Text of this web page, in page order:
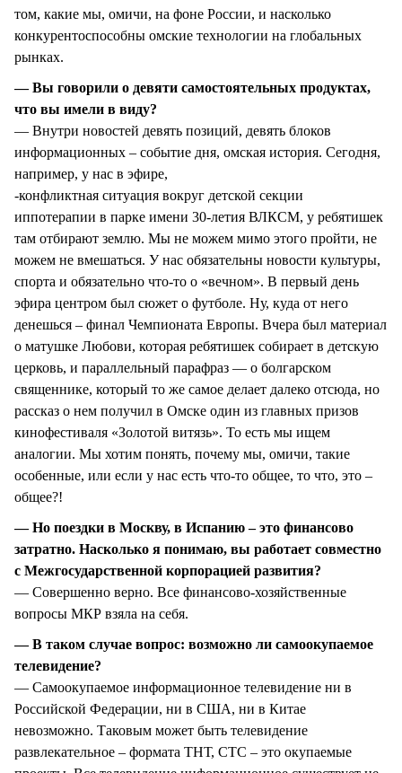
том, какие мы, омичи, на фоне России, и насколько
конкурентоспособны омские технологии на глобальных
рынках.
— Вы говорили о девяти самостоятельных продуктах,
что вы имели в виду?
— Внутри новостей девять позиций, девять блоков
информационных – событие дня, омская история. Сегодня,
например, у нас в эфире,
-конфликтная ситуация вокруг детской секции
иппотерапии в парке имени 30-летия ВЛКСМ, у ребятишек
там отбирают землю. Мы не можем мимо этого пройти, не
можем не вмешаться. У нас обязательны новости культуры,
спорта и обязательно что-то о «вечном». В первый день
эфира центром был сюжет о футболе. Ну, куда от него
денешься – финал Чемпионата Европы. Вчера был материал
о матушке Любови, которая ребятишек собирает в детскую
церковь, и параллельный парафраз — о болгарском
священнике, который то же самое делает далеко отсюда, но
рассказ о нем получил в Омске один из главных призов
кинофестиваля «Золотой витязь». То есть мы ищем
аналогии. Мы хотим понять, почему мы, омичи, такие
особенные, или если у нас есть что-то общее, то что, это –
общее?!
— Но поездки в Москву, в Испанию – это финансово
затратно. Насколько я понимаю, вы работает совместно
с Межгосударственной корпорацией развития?
— Совершенно верно. Все финансово-хозяйственные
вопросы МКР взяла на себя.
— В таком случае вопрос: возможно ли самоокупаемое
телевидение?
— Самоокупаемое информационное телевидение ни в
Российской Федерации, ни в США, ни в Китае
невозможно. Таковым может быть телевидение
развлекательное – формата ТНТ, СТС – это окупаемые